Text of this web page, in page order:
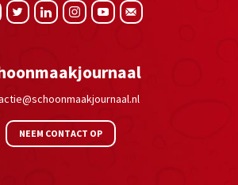
NEEM CONTACT OP